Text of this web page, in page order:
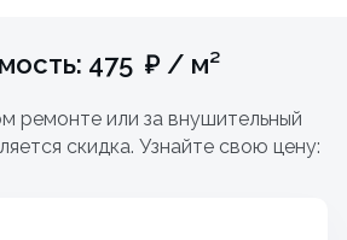
475 ₽ / м²
ремонте или за внушительный
скидка. Узнайте свою цену: